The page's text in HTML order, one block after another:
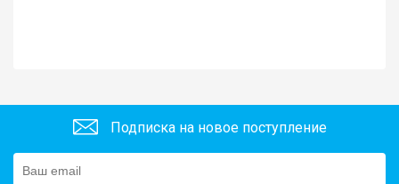
Подписка на новое поступление